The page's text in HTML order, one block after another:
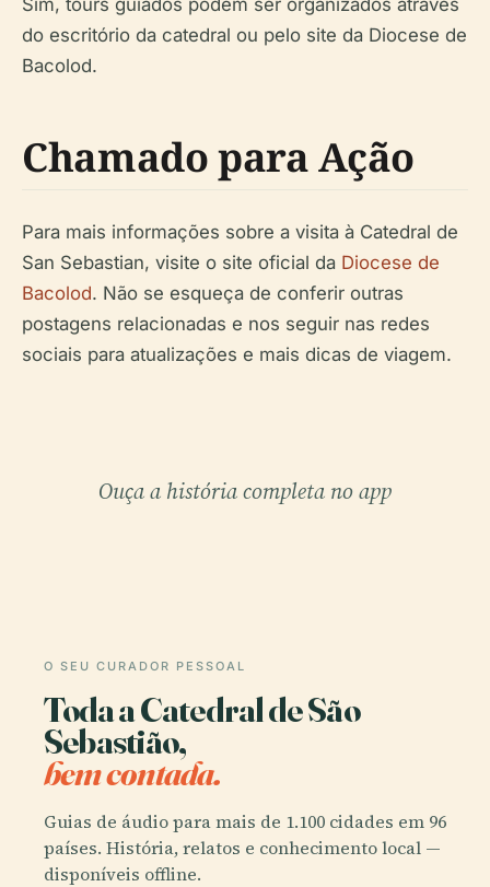
Sim, tours guiados podem ser organizados através
do escritório da catedral ou pelo site da Diocese de
Bacolod.
Chamado para Ação
Para mais informações sobre a visita à Catedral de
San Sebastian, visite o site oficial da Diocese de
Bacolod. Não se esqueça de conferir outras
postagens relacionadas e nos seguir nas redes
sociais para atualizações e mais dicas de viagem.
Ouça a história completa no app
O SEU CURADOR PESSOAL
Toda a Catedral de São
Sebastião,
bem contada.
Guias de áudio para mais de 1.100 cidades em 96
países. História, relatos e conhecimento local —
disponíveis offline.